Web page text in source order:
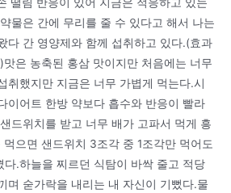
물은 간에 무리를 줄 수 있다고 해서 나는
다 간 영양제와 함께 섭취하고 있다.(효과
은 농축된 홍삼 맛이지만 처음에는 너무
취했지만 지금은 너무 가볍게 먹는다.시
이어트 한방 약보다 흡수와 반응이 빨라
드위치를 받고 너무 배가 고파서 먹게 흥
으면 샌드위치 3조각 중 1조각만 먹어도
다.하늘을 찌르던 식탐이 바싹 줄고 적당
며 숟가락을 내리는 내 자신이 기뻤다.물